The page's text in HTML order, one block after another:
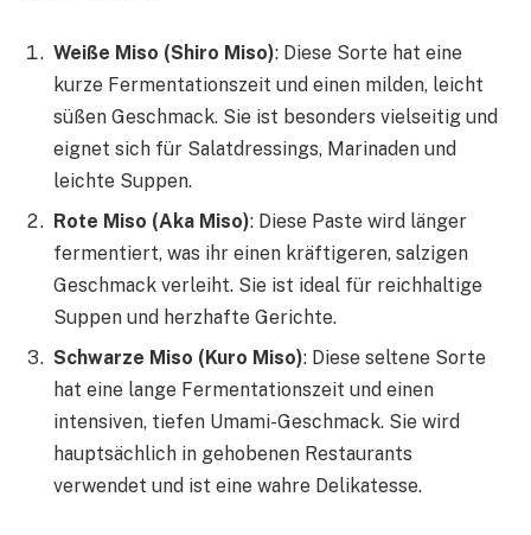
Weiße Miso (Shiro Miso): Diese Sorte hat eine
kurze Fermentationszeit und einen milden, leicht
süßen Geschmack. Sie ist besonders vielseitig und
eignet sich für Salatdressings, Marinaden und
leichte Suppen.
Rote Miso (Aka Miso): Diese Paste wird länger
fermentiert, was ihr einen kräftigeren, salzigen
Geschmack verleiht. Sie ist ideal für reichhaltige
Suppen und herzhafte Gerichte.
Schwarze Miso (Kuro Miso): Diese seltene Sorte
hat eine lange Fermentationszeit und einen
intensiven, tiefen Umami-Geschmack. Sie wird
hauptsächlich in gehobenen Restaurants
verwendet und ist eine wahre Delikatesse.